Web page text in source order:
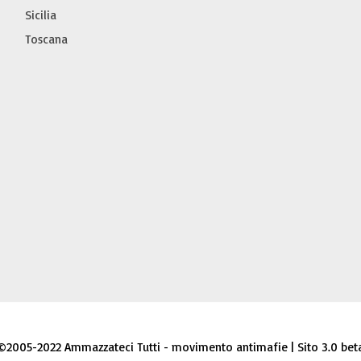
Sicilia
Toscana
2022 Ammazzateci Tutti - movimento antimafie | Sito 3.0